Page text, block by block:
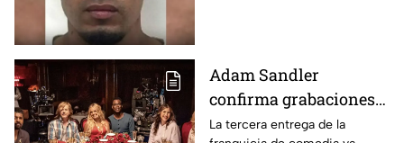
Adam Sandler
confirma grabaciones
de 'Son Como Niños 3';
La tercera entrega de la